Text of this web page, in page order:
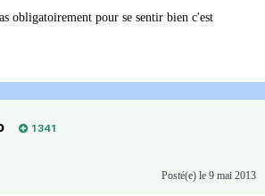
obligatoirement pour se sentir bien c'est
1 341
Posté(e) le 9 mai 2013